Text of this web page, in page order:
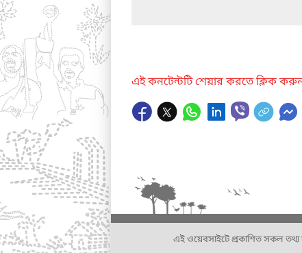
এই কনটেন্টটি শেয়ার করতে ক্লিক
এই ওয়েবসাইটে প্রকাশিত সকল তথ্য